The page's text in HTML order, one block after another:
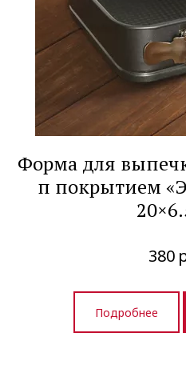
Форма для
п покрытием
380
Подробнее